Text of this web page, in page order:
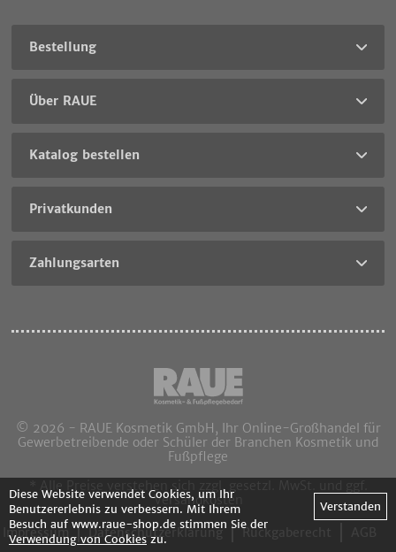
Bestellung
Über RAUE
Katalog bestellen
Privatkunden
Zahlungsarten
© 2026 - RAUE Kosmetik GmbH, Ihr Online-Großhandel für
Gewerbetreibende oder Schüler der Branchen Kosmetik und
Fußpflege
* Alle Preise verstehen sich zzgl. gesetzl. MwSt. und ggf.
Versandkosten
Impressum Datenschutzerklärung Rückgaberecht
Diese Website verwendet Cookies, um Ihr
Benutzererlebnis zu verbessern. Mit Ihrem
Besuch auf www.raue-shop.de stimmen Sie der
Verwendung von Cookies zu.
Verstanden